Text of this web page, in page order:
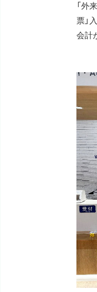
「外
票」
会計